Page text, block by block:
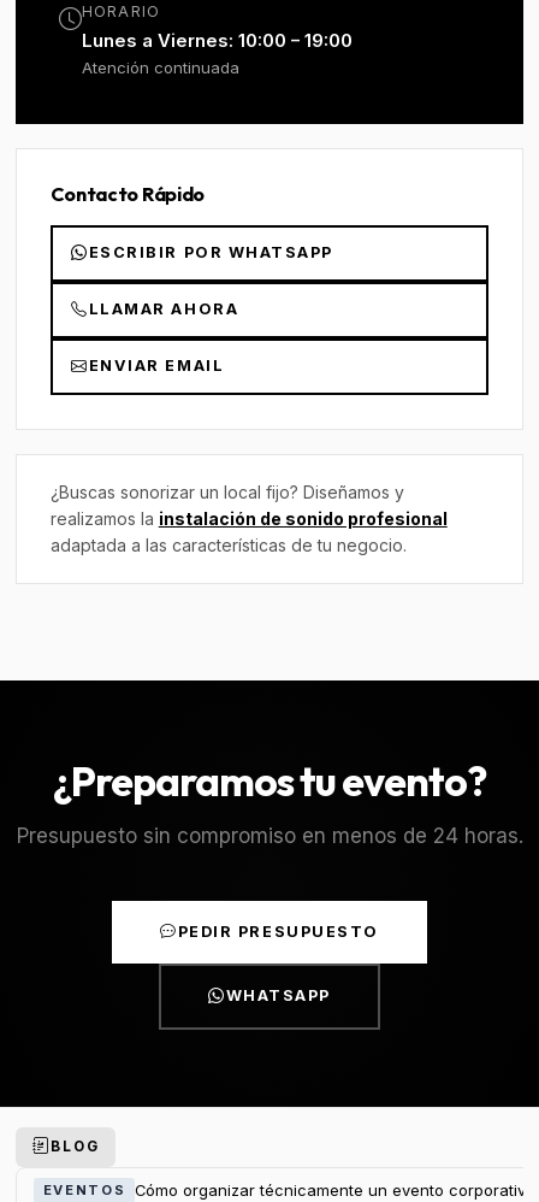
HORARIO
Lunes a Viernes: 10:00 – 19:00
Atención continuada
Contacto Rápido
ESCRIBIR POR WHATSAPP
LLAMAR AHORA
ENVIAR EMAIL
¿Buscas sonorizar un local fijo? Diseñamos y
realizamos la instalación de sonido profesional
adaptada a las características de tu negocio.
¿Preparamos tu evento?
Presupuesto sin compromiso en menos de 24 horas.
PEDIR PRESUPUESTO
WHATSAPP
BLOG
EVENTOS Cómo organizar técnicamente un evento